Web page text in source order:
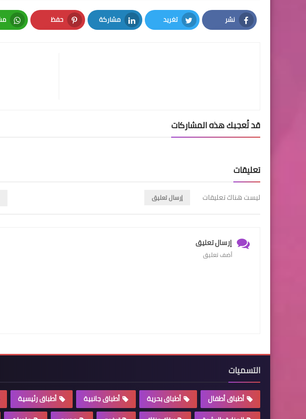
نشر
Facebook
تغريد
Twitter
مشاركة
LinkedIn
حفظ
Pinterest
قد تُعجبك هذه المشاركات
تعليقات
ليست هناك تعليقات إرسال تعليق
إرسال تعليق
أضف تعليق
التسميات
أطباق أطفال أطباق بحرية أطباق جانبية أطباق رئيسية